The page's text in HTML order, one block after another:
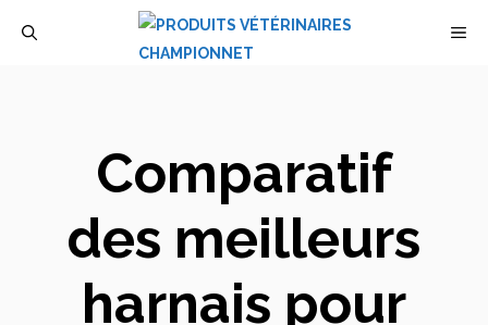
Comparatif
des meilleurs
harnais pour